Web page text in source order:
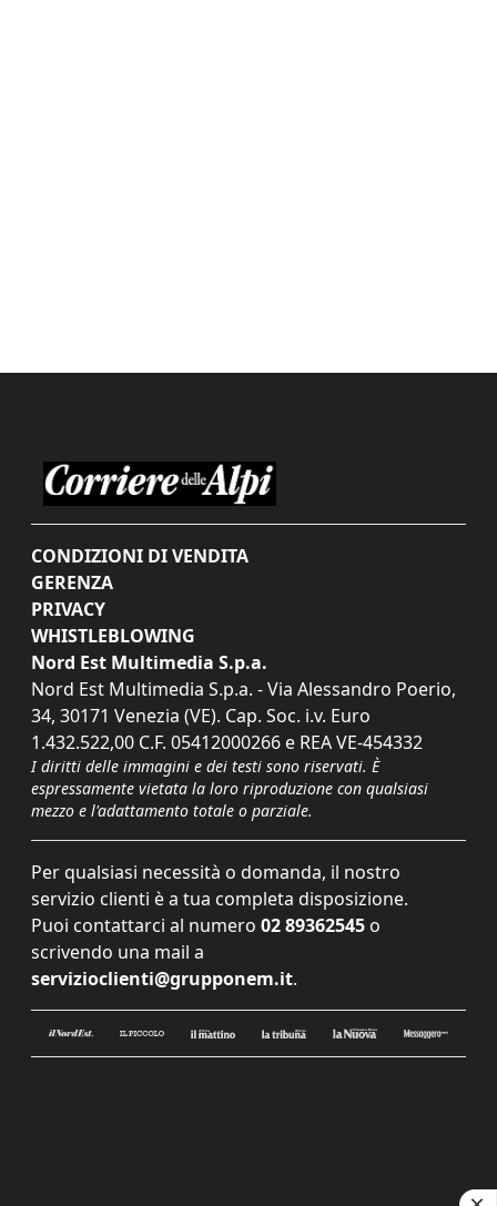
CONDIZIONI DI VENDITA
GERENZA
PRIVACY
WHISTLEBLOWING
Nord Est Multimedia S.p.a.
Nord Est Multimedia S.p.a. - Via Alessandro Poerio,
34, 30171 Venezia (VE). Cap. Soc. i.v. Euro
1.432.522,00 C.F. 05412000266 e REA VE-454332
I diritti delle immagini e dei testi sono riservati. È
espressamente vietata la loro riproduzione con qualsiasi
mezzo e l'adattamento totale o parziale.
Per qualsiasi necessità o domanda, il nostro
servizio clienti è a tua completa disposizione.
Puoi contattarci al numero 02 89362545 o
scrivendo una mail a
servizioclienti@grupponem.it.